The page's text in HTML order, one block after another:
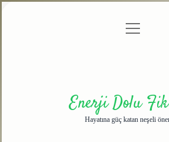
menüyü
Enerji Dolu
Hayatına güç katan neşeli